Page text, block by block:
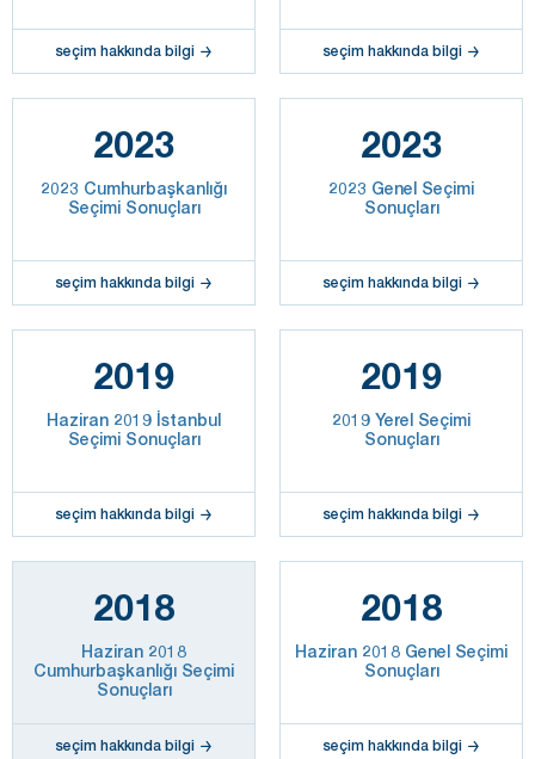
seçim hakkında bilgi seçim hakkında bilgi
2023
2023 Cumhurbaşkanlığı
Seçimi Sonuçları
seçim hakkında bilgi
2023
2023 Genel Seçimi
Sonuçları
seçim hakkında bilgi
2019
Haziran 2019 İstanbul
Seçimi Sonuçları
seçim hakkında bilgi
2019
2019 Yerel Seçimi
Sonuçları
seçim hakkında bilgi
2018
Haziran 2018
Cumhurbaşkanlığı Seçimi
Sonuçları
seçim hakkında bilgi
2018
Haziran 2018 Genel Seçimi
Sonuçları
seçim hakkında bilgi